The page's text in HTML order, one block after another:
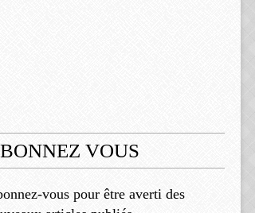
VOUS
vous pour être averti des